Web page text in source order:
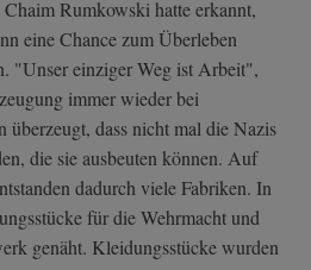
Rumkowski hatte erkannt,
eine Chance zum Überleben
"Unser einziger Weg ist Arbeit",
immer wieder bei
überzeugt, dass nicht mal die Nazis
die sie ausbeuten können. Auf
dadurch viele Fabriken. In
für die Wehrmacht und
genäht. Kleidungsstücke wurden